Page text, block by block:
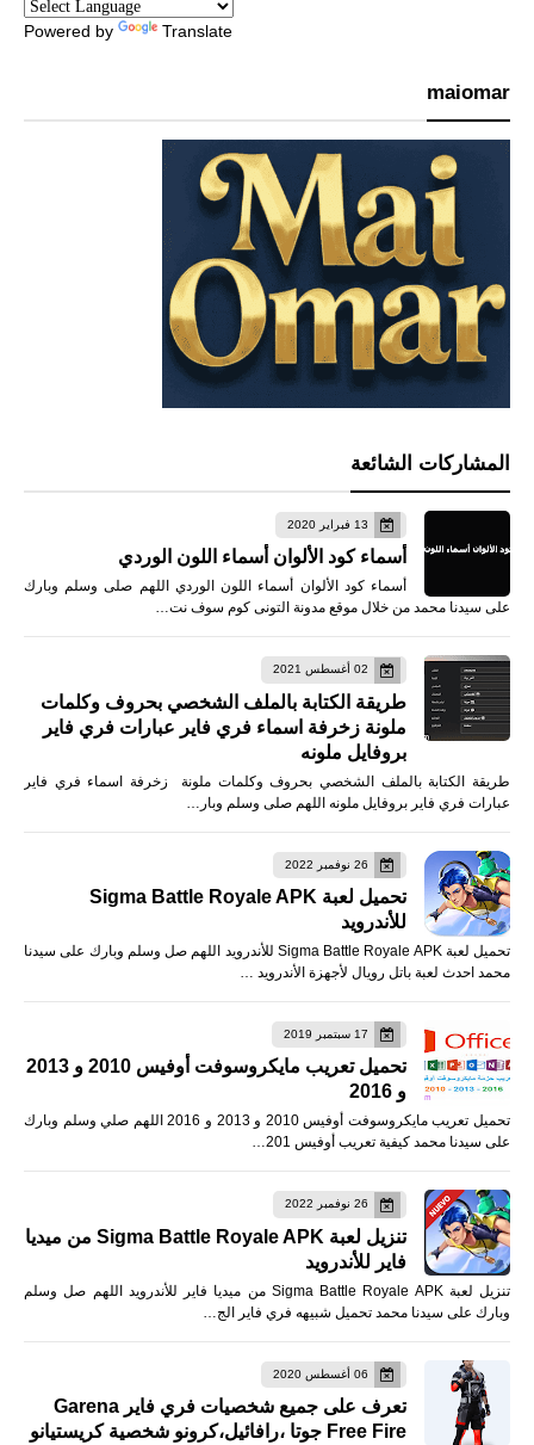
Powered by Translate
maiomar
المشاركات الشائعة
13 فبراير 2020
أسماء كود الألوان أسماء اللون الوردي
أسماء كود الألوان أسماء اللون الوردي اللهم صلى وسلم وبارك
على سيدنا محمد من خلال موقع مدونة التونى كوم سوف نت…
02 أغسطس 2021
طريقة الكتابة بالملف الشخصي بحروف وكلمات
ملونة زخرفة اسماء فري فاير عبارات فري فاير
بروفايل ملونه
طريقة الكتابة بالملف الشخصي بحروف وكلمات ملونة زخرفة اسماء فري فاير
عبارات فري فاير بروفايل ملونه اللهم صلى وسلم وبار…
26 نوفمبر 2022
تحميل لعبة Sigma Battle Royale APK
للأندرويد
تحميل لعبة Sigma Battle Royale APK للأندرويد اللهم صل وسلم وبارك على سيدنا
محمد احدث لعبة باتل رويال لأجهزة الأندرويد …
17 سبتمبر 2019
تحميل تعريب مايكروسوفت أوفيس 2010 و 2013
و 2016
تحميل تعريب مايكروسوفت أوفيس 2010 و 2013 و 2016 اللهم صلي وسلم وبارك
على سيدنا محمد كيفية تعريب أوفيس 201…
26 نوفمبر 2022
تنزيل لعبة Sigma Battle Royale APK من ميديا
فاير للأندرويد
تنزيل لعبة Sigma Battle Royale APK من ميديا فاير للأندرويد اللهم صل وسلم
وبارك على سيدنا محمد تحميل شبيهه فري فاير الج…
06 أغسطس 2020
تعرف على جميع شخصيات فري فاير Garena
Free Fire جوتا ،رافائيل،كرونو شخصية كريستيانو